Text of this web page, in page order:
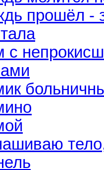
прошёл -
с